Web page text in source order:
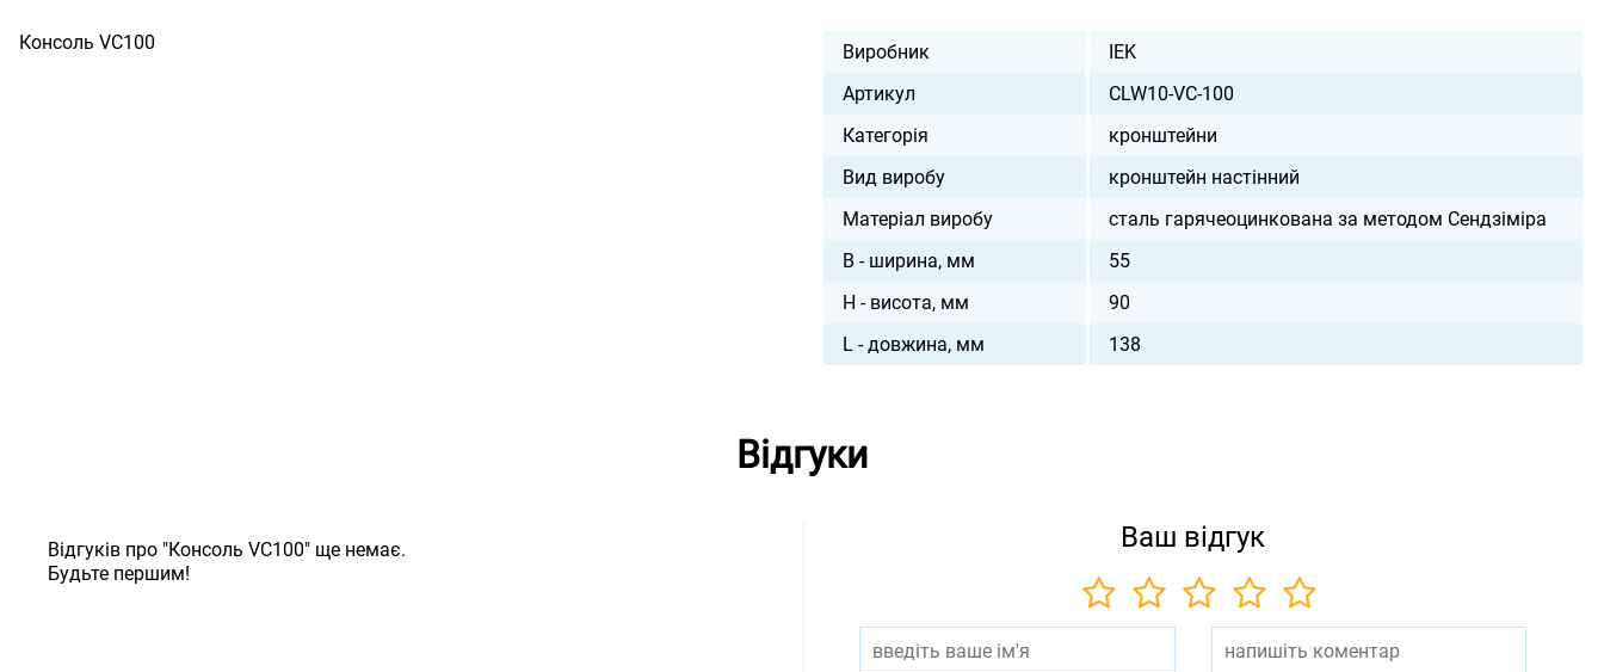
Консоль VC100 Виробник
IEK
Артикул
CLW10-VC-100
Категорія
кронштейни
Вид виробу
кронштейн настінний
Матеріал виробу
сталь гарячеоцинкована за методом Сендзіміра
B - ширина, мм
55
H - висота, мм
90
L - довжина, мм
138
Відгуки
Відгуків про "Консоль VC100" ще немає.
Будьте першим!
Ваш відгук